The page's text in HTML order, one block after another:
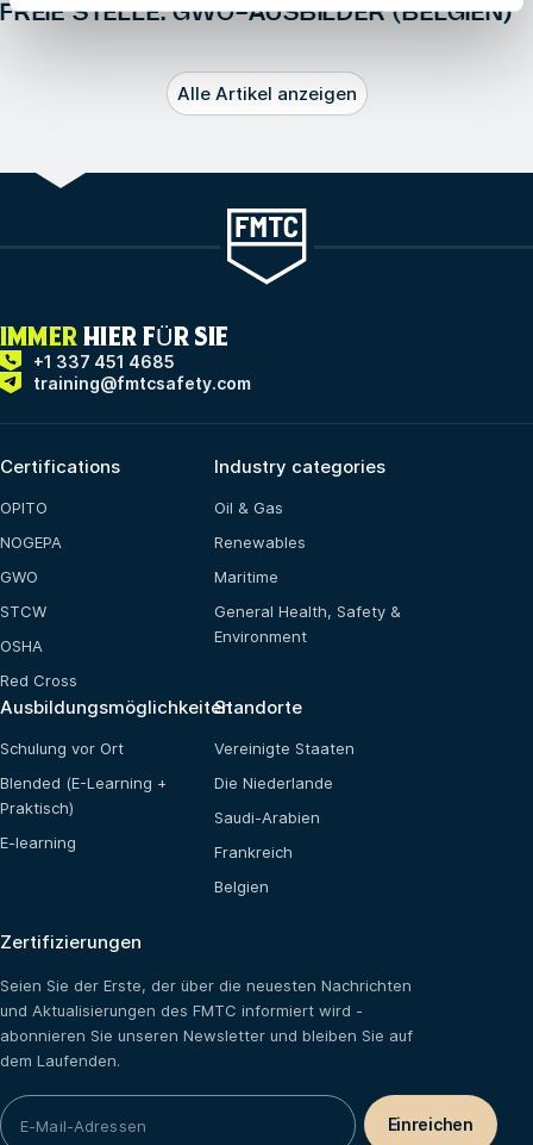
FREIE STELLE: GWO-AUSBILDER (BELGIEN)
Alle Artikel anzeigen
IMMER HIER FÜR SIE
+1 337 451 4685
training@fmtcsafety.com
Certifications
OPITO
NOGEPA
GWO
STCW
OSHA
Red Cross
Industry categories
Oil & Gas
Renewables
Maritime
General Health, Safety &
Environment
Ausbildungsmöglichkeiten
Schulung vor Ort
Blended (E-Learning +
Praktisch)
E-learning
Standorte
Vereinigte Staaten
Die Niederlande
Saudi-Arabien
Frankreich
Belgien
Zertifizierungen
Seien Sie der Erste, der über die neuesten Nachrichten
und Aktualisierungen des FMTC informiert wird -
abonnieren Sie unseren Newsletter und bleiben Sie auf
dem Laufenden.